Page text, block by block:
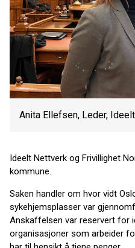
Anita Ellefsen, Leder,
Ideelt Nettverk og Frivillighet
kommune.
Saken handler om hvor vidt
sykehjemsplasser var
Anskaffelsen var reservert for
organisasjoner som arbeider